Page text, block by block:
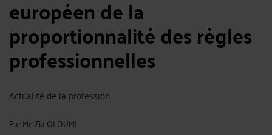
européen de la
proportionnalité des règles
professionnelles
Actualité de la profession
ParMe Zia OLOUMI